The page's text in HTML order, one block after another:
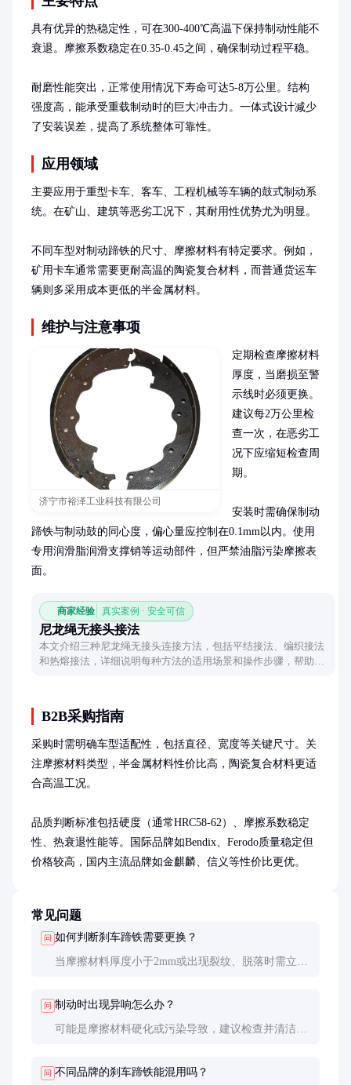
具有优异的热稳定性，可在300-400℃高温下保持制动性能不
衰退。摩擦系数稳定在0.35-0.45之间，确保制动过程平稳。
耐磨性能突出，正常使用情况下寿命可达5-8万公里。结构
强度高，能承受重载制动时的巨大冲击力。一体式设计减少
了安装误差，提高了系统整体可靠性。
应用领域
主要应用于重型卡车、客车、工程机械等车辆的鼓式制动系
统。在矿山、建筑等恶劣工况下，其耐用性优势尤为明显。
不同车型对制动蹄铁的尺寸、摩擦材料有特定要求。例如，
矿用卡车通常需要更耐高温的陶瓷复合材料，而普通货运车
辆则多采用成本更低的半金属材料。
维护与注意事项
济宁市裕泽工业科技有限公司
定期检查摩擦材料
厚度，当磨损至警
示线时必须更换。
建议每2万公里检
查一次，在恶劣工
况下应缩短检查周
期。
安装时需确保制动
蹄铁与制动鼓的同心度，偏心量应控制在0.1mm以内。使用
专用润滑脂润滑支撑销等运动部件，但严禁油脂污染摩擦表
面。
商家经验 真实案例 · 安全可信
尼龙绳无接头接法
本文介绍三种尼龙绳无接头连接方法，包括平结接法、编织接法
和热熔接法，详细说明每种方法的适用场景和操作步骤，帮助读
B2B采购指南
采购时需明确车型适配性，包括直径、宽度等关键尺寸。关
注摩擦材料类型，半金属材料性价比高，陶瓷复合材料更适
合高温工况。
品质判断标准包括硬度（通常HRC58-62）、摩擦系数稳定
性、热衰退性能等。国际品牌如Bendix、Ferodo质量稳定但
价格较高，国内主流品牌如金麒麟、信义等性价比更优。
常见问题
问 如何判断刹车蹄铁需要更换？
当摩擦材料厚度小于2mm或出现裂纹、脱落时需立即
问 制动时出现异响怎么办？
可能是摩擦材料硬化或污染导致，建议检查并清洁制
问 不同品牌的刹车蹄铁能混用吗？